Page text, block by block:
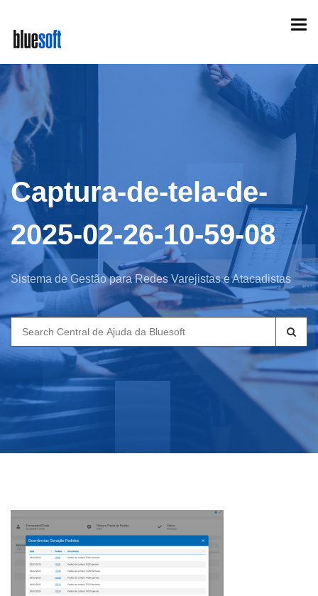
main
content
Captura-de-tela-de-
2025-02-26-10-59-08
Sistema de Gestão para Redes Varejistas e Atacadistas
Search
for: